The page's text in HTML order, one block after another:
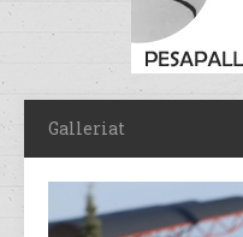
Galleriat